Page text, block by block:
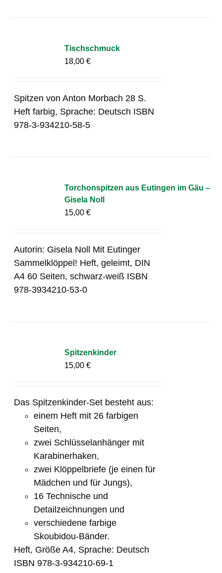
Tischschmuck
18,00€
Spitzen von Anton Morbach 28 S.
Heft farbig, Sprache: Deutsch ISBN
978-3-934210-58-5
Torchonspitzen aus Eutingen im Gäu –
Gisela Noll
15,00€
Autorin: Gisela Noll Mit Eutinger
Sammelklöppel! Heft, geleimt, DIN
A4 60 Seiten, schwarz-weiß ISBN
978-3934210-53-0
Spitzenkinder
15,00€
Das Spitzenkinder-Set besteht aus:
einem Heft mit 26 farbigen
Seiten,
zwei Schlüsselanhänger mit
Karabinerhaken,
zwei Klöppelbriefe (je einen für
Mädchen und für Jungs),
16 Technische und
Detailzeichnungen und
verschiedene farbige
Skoubidou-Bänder.
Heft, Größe A4, Sprache: Deutsch
ISBN 978-3-934210-69-1